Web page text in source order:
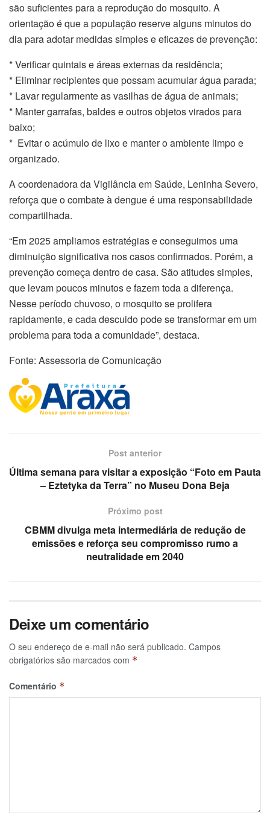
são suficientes para a reprodução do mosquito. A
orientação é que a população reserve alguns minutos do
dia para adotar medidas simples e eficazes de prevenção:
* Verificar quintais e áreas externas da residência;
* Eliminar recipientes que possam acumular água parada;
* Lavar regularmente as vasilhas de água de animais;
* Manter garrafas, baldes e outros objetos virados para
baixo;
* Evitar o acúmulo de lixo e manter o ambiente limpo e
organizado.
A coordenadora da Vigilância em Saúde, Leninha Severo,
reforça que o combate à dengue é uma responsabilidade
compartilhada.
“Em 2025 ampliamos estratégias e conseguimos uma
diminuição significativa nos casos confirmados. Porém, a
prevenção começa dentro de casa. São atitudes simples,
que levam poucos minutos e fazem toda a diferença.
Nesse período chuvoso, o mosquito se prolifera
rapidamente, e cada descuido pode se transformar em um
problema para toda a comunidade”, destaca.
Fonte: Assessoria de Comunicação
Post anterior
Última semana para visitar a exposição “Foto em Pauta
– Eztetyka da Terra” no Museu Dona Beja
Próximo post
CBMM divulga meta intermediária de redução de
emissões e reforça seu compromisso rumo a
neutralidade em 2040
Deixe um comentário
O seu endereço de e-mail não será publicado. Campos
obrigatórios são marcados com *
Comentário *